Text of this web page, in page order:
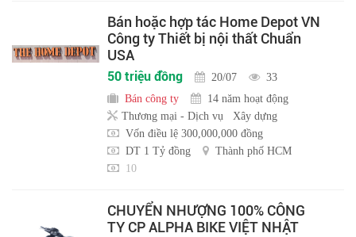
Bán hoặc hợp tác Home Depot VN
Công ty Thiết bị nội thất Chuẩn
USA
50 triệu đồng 20/07
33
Bán công ty
14 năm hoạt động
Thương mại - Dịch vụ
Xây dựng
Vốn điều lệ 300,000,000 đồng
DT 1 Tỷ đồng
Thành phố HCM
10
CHUYỂN NHƯỢNG 100% CÔNG
TY CP ALPHA BIKE VIỆT NHẬT